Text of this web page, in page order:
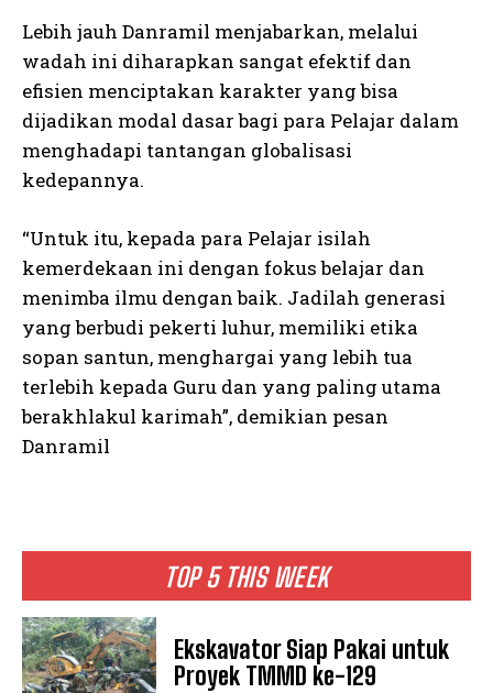
TOP 5 THIS WEEK
Ekskavator Siap Pakai untuk
Proyek TMMD ke-129
Lebih jauh Danramil menjabarkan, melalui
wadah ini diharapkan sangat efektif dan
efisien menciptakan karakter yang bisa
dijadikan modal dasar bagi para Pelajar dalam
menghadapi tantangan globalisasi
kedepannya.
“Untuk itu, kepada para Pelajar isilah
kemerdekaan ini dengan fokus belajar dan
menimba ilmu dengan baik. Jadilah generasi
yang berbudi pekerti luhur, memiliki etika
sopan santun, menghargai yang lebih tua
terlebih kepada Guru dan yang paling utama
berakhlakul karimah”, demikian pesan
Danramil